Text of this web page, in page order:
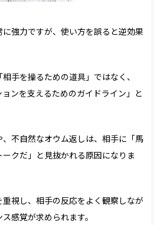
強力ですが、使い方を誤ると逆効果
手を操るための道具」ではなく、
ョンを支えるためのガイドライン」と
不自然なオウム返しは、相手に「馬
クだ」と見抜かれる原因になりま
視し、相手の反応をよく観察しなが
感覚が求められます。